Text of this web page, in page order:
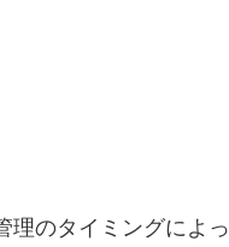
理のタイミングによっ